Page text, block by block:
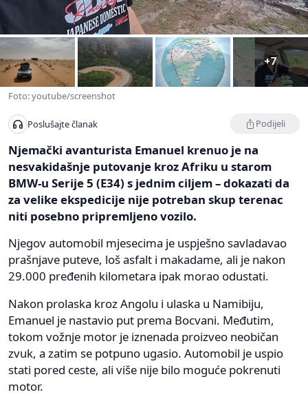
+7
Foto: youtube/screenshot
Poslušajte članak Podijeli
Njemački avanturista Emanuel krenuo je na
nesvakidašnje putovanje kroz Afriku u starom
BMW-u Serije 5 (E34) s jednim ciljem – dokazati da
za velike ekspedicije nije potreban skup terenac
niti posebno pripremljeno vozilo.
Njegov automobil mjesecima je uspješno savladavao
prašnjave puteve, loš asfalt i makadame, ali je nakon
29.000 pređenih kilometara ipak morao odustati.
Nakon prolaska kroz Angolu i ulaska u Namibiju,
Emanuel je nastavio put prema Bocvani. Međutim,
tokom vožnje motor je iznenada proizveo neobičan
zvuk, a zatim se potpuno ugasio. Automobil je uspio
stati pored ceste, ali više nije bilo moguće pokrenuti
motor.